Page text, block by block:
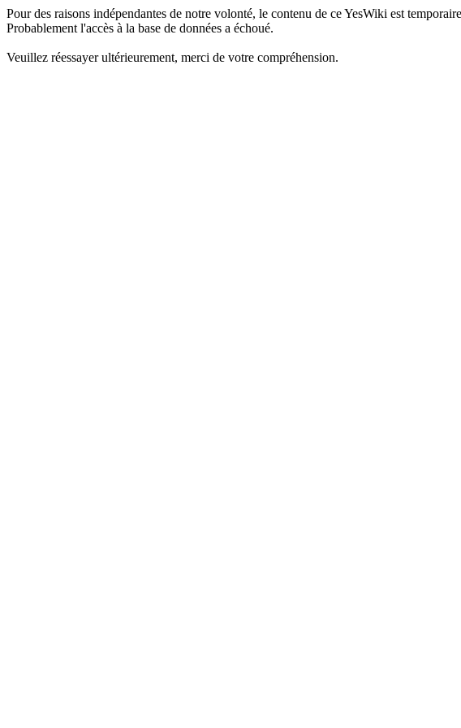
Pour des raisons indépendantes de notre volonté, le contenu de ce YesWiki est
Probablement l'accès à la base de données a échoué.
Veuillez réessayer ultérieurement, merci de votre compréhension.